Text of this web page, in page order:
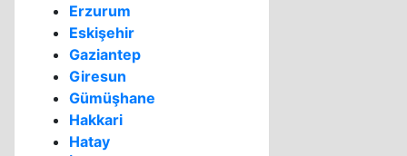
Erzurum
Eskişehir
Gaziantep
Giresun
Gümüşhane
Hakkari
Hatay